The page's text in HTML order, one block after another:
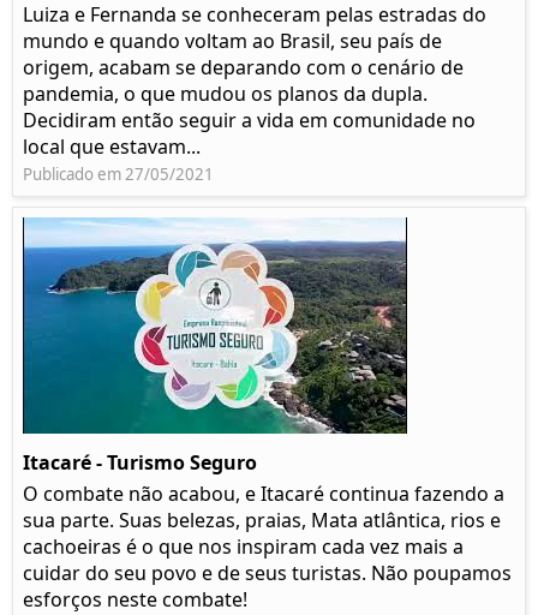
Luiza e Fernanda se conheceram pelas estradas do
mundo e quando voltam ao Brasil, seu país de
origem, acabam se deparando com o cenário de
pandemia, o que mudou os planos da dupla.
Decidiram então seguir a vida em comunidade no
local que estavam...
Publicado em 27/05/2021
Itacaré - Turismo Seguro
O combate não acabou, e Itacaré continua fazendo a
sua parte. Suas belezas, praias, Mata atlântica, rios e
cachoeiras é o que nos inspiram cada vez mais a
cuidar do seu povo e de seus turistas. Não poupamos
esforços neste combate!